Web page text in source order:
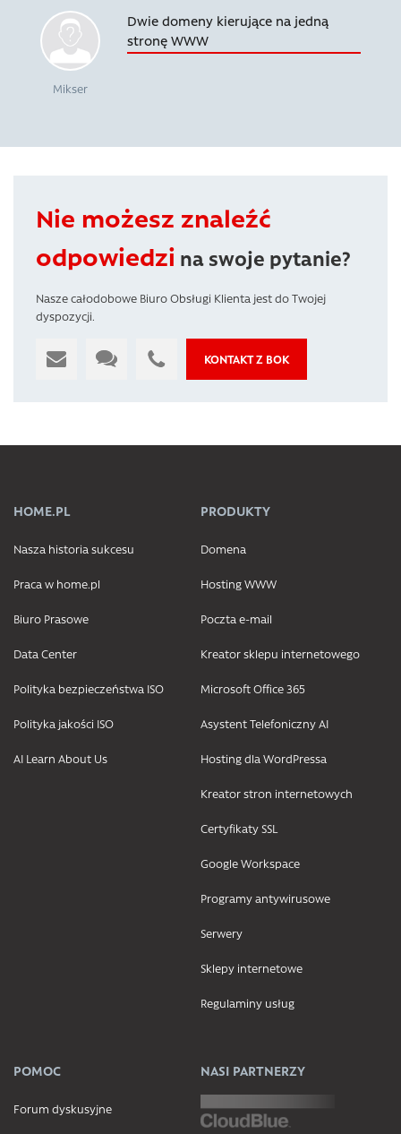
Mikser
Dwie domeny kierujące na jedną
stronę WWW
Nie możesz znaleźć
odpowiedzi na swoje pytanie?
Nasze całodobowe Biuro Obsługi Klienta jest do Twojej
dyspozycji.
KONTAKT Z BOK
HOME.PL
Nasza historia sukcesu
Praca w home.pl
Biuro Prasowe
Data Center
Polityka bezpieczeństwa ISO
Polityka jakości ISO
AI Learn About Us
PRODUKTY
Domena
Hosting WWW
Poczta e-mail
Kreator sklepu internetowego
Microsoft Office 365
Asystent Telefoniczny AI
Hosting dla WordPressa
Kreator stron internetowych
Certyfikaty SSL
Google Workspace
Programy antywirusowe
Serwery
Sklepy internetowe
Regulaminy usług
POMOC
Forum dyskusyjne
NASI PARTNERZY